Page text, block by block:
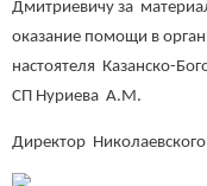
Дмитриевичу за
оказание помощи в
настоятеля Казанско-
СП Нуриева А.М.
Директор